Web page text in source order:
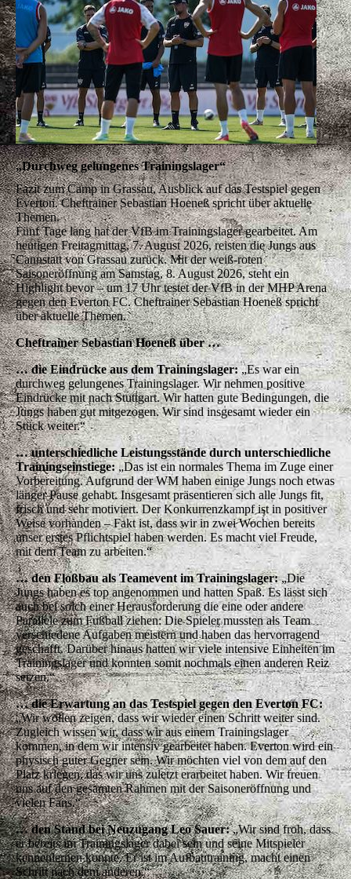
„Durchweg gelungenes Trainingslager“
Fazit zum Camp in Grassau, Ausblick auf das Testspiel gegen
Everton. Cheftrainer Sebastian Hoeneß spricht über aktuelle
Themen.
Fünf Tage lang hat der VfB im Trainingslager gearbeitet. Am
heutigen Freitagmittag, 7. August 2026, reisten die Jungs aus
Cannstatt von Grassau zurück. Mit der weiß-roten
Saisoneröffnung am Samstag, 8. August 2026, steht ein
Highlight bevor – um 17 Uhr testet der VfB in der MHP Arena
gegen den Everton FC. Cheftrainer Sebastian Hoeneß spricht
über aktuelle Themen.
Cheftrainer Sebastian Hoeneß über …
… die Eindrücke aus dem Trainingslager:„Es war ein
durchweg gelungenes Trainingslager. Wir nehmen positive
Eindrücke mit nach Stuttgart. Wir hatten gute Bedingungen, die
Jungs haben gut mitgezogen. Wir sind insgesamt wieder ein
Stück weiter.“
… unterschiedliche Leistungsstände durch unterschiedliche
Trainingseinstiege:„Das ist ein normales Thema im Zuge einer
Vorbereitung. Aufgrund der WM haben einige Jungs noch etwas
länger Pause gehabt. Insgesamt präsentieren sich alle Jungs fit,
frisch und sehr motiviert. Der Konkurrenzkampf ist in positiver
Weise vorhanden – Fakt ist, dass wir in zwei Wochen bereits
unser erstes Pflichtspiel haben werden. Es macht viel Freude,
mit dem Team zu arbeiten.“
… den Floßbau als Teamevent im Trainingslager:„Die
Jungs haben es top angenommen und hatten Spaß. Es lässt sich
auch bei solch einer Herausforderung die eine oder andere
Parallele zum Fußball ziehen: Die Spieler mussten als Team
verschiedene Aufgaben meistern und haben das hervorragend
geschafft. Darüber hinaus hatten wir viele intensive Einheiten im
Trainingslager und konnten somit nochmals einen anderen Reiz
setzen.“
… die Erwartung an das Testspiel gegen den Everton FC:
„Wir wollen zeigen, dass wir wieder einen Schritt weiter sind.
Zugleich wissen wir, dass wir aus einem Trainingslager
kommen, in dem wir intensiv gearbeitet haben. Everton wird ein
physisch guter Gegner sein. Wir möchten viel von dem auf den
Platz kriegen, das wir uns zuletzt erarbeitet haben. Wir freuen
uns auf den gesamten Rahmen mit der Saisoneröffnung und
vielen Fans.“
… den Stand bei Neuzugang Leo Sauer:„Wir sind froh, dass
er bereits im Trainingslager dabei sein und seine Mitspieler
kennenlernen konnte. Er ist im Aufbautraining, macht einen
Schritt nach dem anderen.“